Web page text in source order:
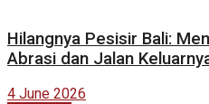
Hilangnya Pesisir Bali:
Abrasi dan Jalan
4 June 2026